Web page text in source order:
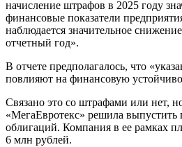
начисление штрафов в 2025 году
финансовые показатели
наблюдается значительное
отчетный год».
В отчете предполагалось, что
повлияют на финансовую
Связано это со штрафами или нет,
«МегаЕвротекс» решила
облигаций. Компания в ее рамках
6 млн рублей.